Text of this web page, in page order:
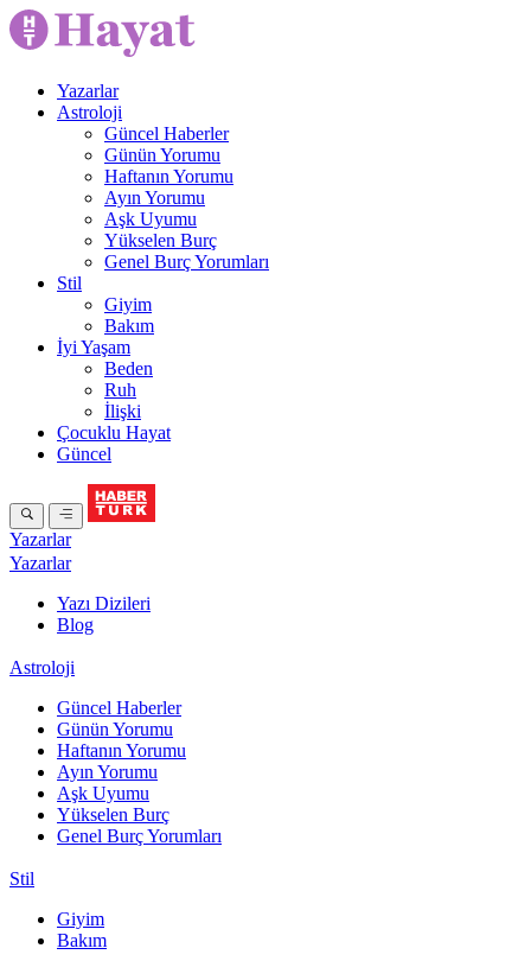
Yazarlar
Astroloji
Güncel Haberler
Günün Yorumu
Haftanın Yorumu
Ayın Yorumu
Aşk Uyumu
Yükselen Burç
Genel Burç Yorumları
Stil
Giyim
Bakım
İyi Yaşam
Beden
Ruh
İlişki
Çocuklu Hayat
Güncel
Yazarlar
Yazarlar
Yazı Dizileri
Blog
Astroloji
Güncel Haberler
Günün Yorumu
Haftanın Yorumu
Ayın Yorumu
Aşk Uyumu
Yükselen Burç
Genel Burç Yorumları
Stil
Giyim
Bakım